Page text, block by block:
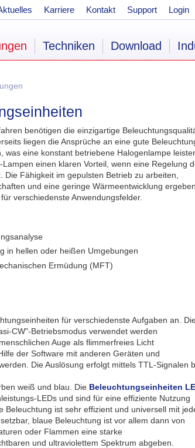
benötigen die einzigartige
liegen die Ansprüche an eine gute
was eine konstant betriebene Halogenlampe
einen klaren Vorteil, wenn eine Regelung
Die Fähigkeit im gepulsten Betrieb zu arbeiten,
und eine geringe Wärmeentwicklung
verschiedenste Anwendungsfelder.
in hellen oder heißen Umgebungen
Ermüdung (MFT)
für verschiedenste Aufgaben an.
CW"-Betriebsmodus verwendet werden
Auge als flimmerfreies Licht
der Software mit anderen Geräten und
Die Auslösung erfolgt mittels TTL-Signalen
weiß und blau. Die Beleuchtungseinheiten
LEDs und sind für eine effiziente Nutzung
Beleuchtung ist sehr effizient und universell mit
blaue Beleuchtung ist vor allem dann von
oder Flammen eine starke
und ultraviolettem Spektrum abgeben.
Karriere Kontakt Support Login
Techniken Download